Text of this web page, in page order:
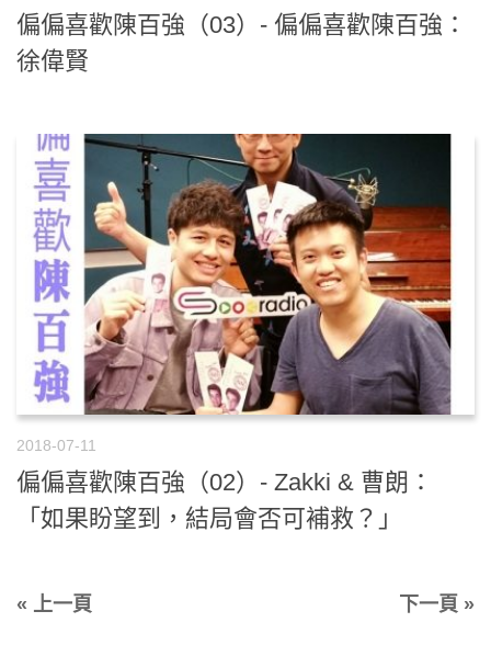
偏偏喜歡陳百強（03）- 偏偏喜歡陳百強：
徐偉賢
2018-07-11
偏偏喜歡陳百強（02）- Zakki & 曹朗：
「如果盼望到，結局會否可補救？」
« 上一頁 下一頁 »